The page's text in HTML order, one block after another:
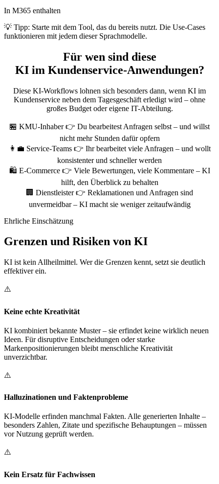
In M365 enthalten
💡 Tipp: Starte mit dem Tool, das du bereits nutzt. Die Use-Cases
funktionieren mit jedem dieser Sprachmodelle.
Für wen sind diese
KI im Kundenservice-Anwendungen?
Diese KI-Workflows lohnen sich besonders dann, wenn KI im
Kundenservice neben dem Tagesgeschäft erledigt wird – ohne
großes Budget oder eigene IT-Abteilung.
🏪 KMU-Inhaber 👉 Du bearbeitest Anfragen selbst – und willst
nicht mehr Stunden dafür opfern
👩‍💼 Service-Teams 👉 Ihr bearbeitet viele Anfragen – und wollt
konsistenter und schneller werden
🛍️ E-Commerce 👉 Viele Bewertungen, viele Kommentare – KI
hilft, den Überblick zu behalten
🏢 Dienstleister 👉 Reklamationen und Anfragen sind
unvermeidbar – KI macht sie weniger zeitaufwändig
Ehrliche Einschätzung
Grenzen und Risiken von KI
KI ist kein Allheilmittel. Wer die Grenzen kennt, setzt sie deutlich
effektiver ein.
⚠️
Keine echte Kreativität
KI kombiniert bekannte Muster – sie erfindet keine wirklich neuen
Ideen. Für disruptive Entscheidungen oder starke
Markenpositionierungen bleibt menschliche Kreativität
unverzichtbar.
⚠️
Halluzinationen und Faktenprobleme
KI-Modelle erfinden manchmal Fakten. Alle generierten Inhalte –
besonders Zahlen, Zitate und spezifische Behauptungen – müssen
vor Nutzung geprüft werden.
⚠️
Kein Ersatz für Fachwissen